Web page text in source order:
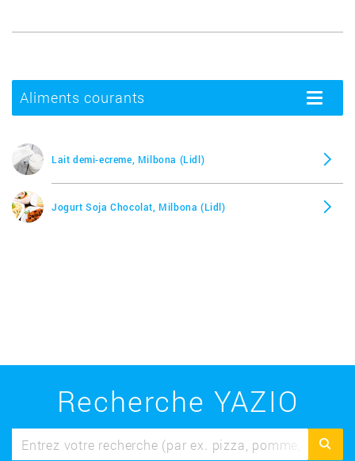
Aliments courants
Toggle
Lait demi-ecreme, Milbona (Lidl)
Jogurt Soja Chocolat, Milbona (Lidl)
Recherche YAZIO